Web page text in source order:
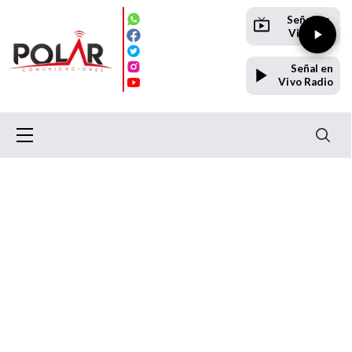
Señal en
Vivo TV
Señal en
Vivo Radio